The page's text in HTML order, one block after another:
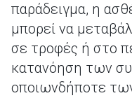
παράδειγμα, η
μπορεί να
σε τροφές ή στο
κατανόηση των
οποιωνδήποτε